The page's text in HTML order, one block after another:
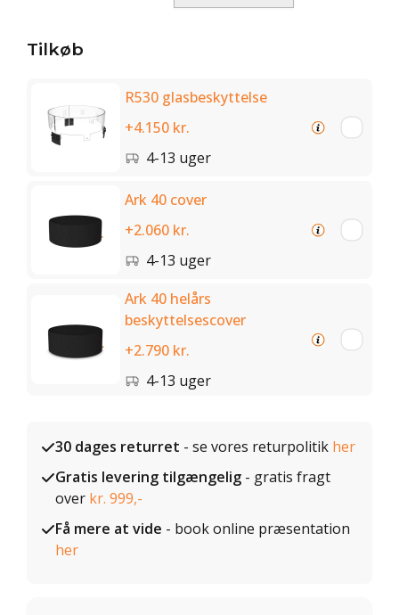
Tilkøb
R530 glasbeskyttelse
+4.150 kr.
4-13 uger
Ark 40 cover
+2.060 kr.
4-13 uger
Ark 40 helårs
beskyttelsescover
+2.790 kr.
4-13 uger
30 dages returret - se vores returpolitik her
Gratis levering tilgængelig - gratis fragt
over kr. 999,-
Få mere at vide - book online præsentation
her